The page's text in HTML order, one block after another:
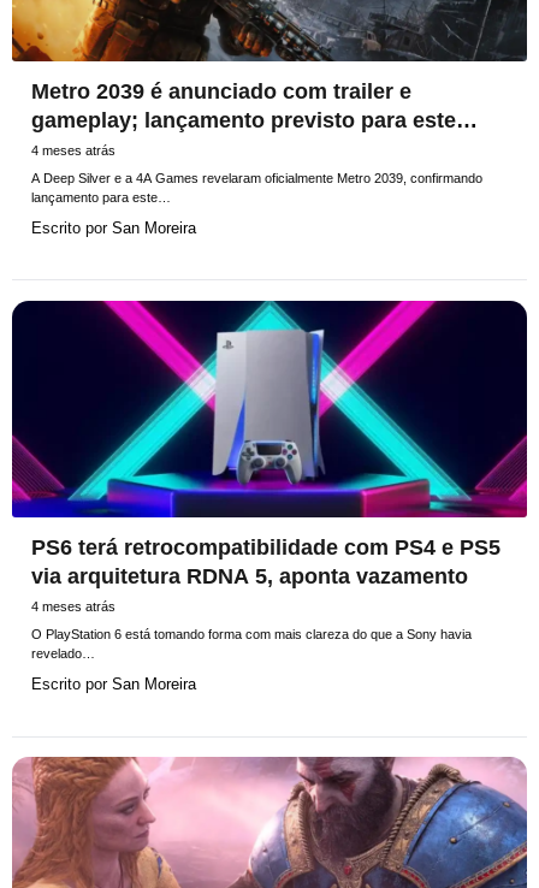
Metro 2039 é anunciado com trailer e
gameplay; lançamento previsto para este
verão
4 meses atrás
A Deep Silver e a 4A Games revelaram oficialmente Metro 2039, confirmando
lançamento para este…
Escrito por San Moreira
PS6 terá retrocompatibilidade com PS4 e PS5
via arquitetura RDNA 5, aponta vazamento
4 meses atrás
O PlayStation 6 está tomando forma com mais clareza do que a Sony havia
revelado…
Escrito por San Moreira